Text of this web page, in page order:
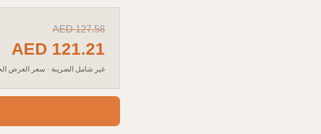
AED127.58
AED 121.21
غير شامل الضريبة · سعر العرض